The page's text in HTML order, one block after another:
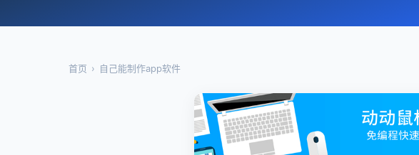
首页 › 自己能制作app软件